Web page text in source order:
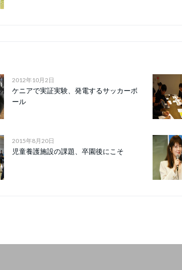
2012年10月2日
ケニアで実証実験、発電するサッカーボ
ール
2015年8月20日
児童養護施設の課題、卒園後にこそ